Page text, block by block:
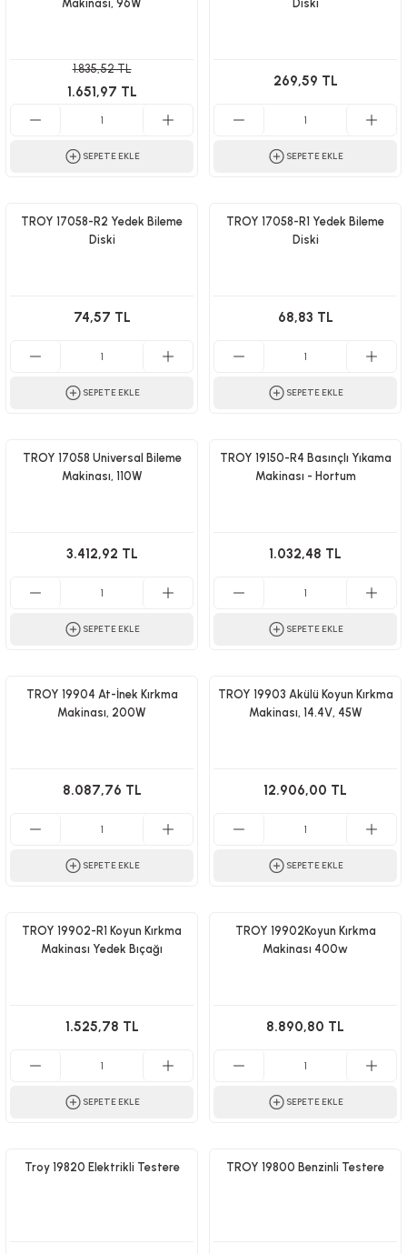
Makinası, 96W
1.835,52 TL
1.651,97 TL
SEPETE EKLE
Diski
269,59 TL
SEPETE EKLE
TROY 17058-R2 Yedek Bileme
Diski
74,57 TL
SEPETE EKLE
TROY 17058-R1 Yedek Bileme
Diski
68,83 TL
SEPETE EKLE
TROY 17058 Universal Bileme
Makinası, 110W
3.412,92 TL
SEPETE EKLE
TROY 19150-R4 Basınçlı Yıkama
Makinası - Hortum
1.032,48 TL
SEPETE EKLE
TROY 19904 At-İnek Kırkma
Makinası, 200W
8.087,76 TL
SEPETE EKLE
TROY 19903 Akülü Koyun Kırkma
Makinası, 14.4V, 45W
12.906,00 TL
SEPETE EKLE
TROY 19902-R1 Koyun Kırkma
Makinası Yedek Bıçağı
1.525,78 TL
SEPETE EKLE
TROY 19902Koyun Kırkma
Makinası 400w
8.890,80 TL
SEPETE EKLE
Troy 19820 Elektrikli Testere TROY 19800 Benzinli Testere